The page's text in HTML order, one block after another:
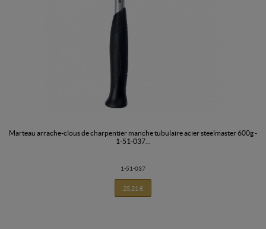
marteau arrache-clous de charpentier manche tubulaire acier steelmaster 600g -
1-51-037...
1-51-037
25,21 €